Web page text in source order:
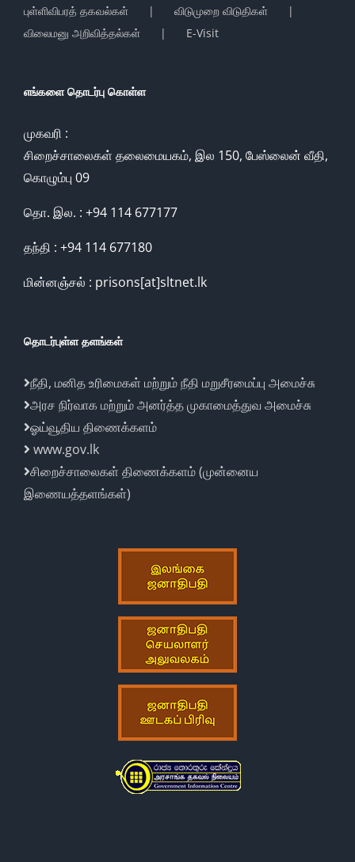
புள்ளிவிபரத் தகவல்கள்
விடுமுறை விடுதிகள்
விலைமனு அறிவித்தல்கள்
E-Visit
எங்களை தொடர்பு கொள்ள
முகவரி :
சிறைச்சாலைகள் தலைமையகம், இல 150, பேஸ்லைன் வீதி,
கொழும்பு 09
தொ. இல. : +94 114 677177
தந்தி : +94 114 677180
மின்னஞ்சல் : prisons[at]sltnet.lk
தொடர்புள்ள தளங்கள்
நீதி, மனித உரிமைகள் மற்றும் நீதி மறுசீரமைப்பு அமைச்சு
அரச நிர்வாக மற்றும் அனர்த்த முகாமைத்துவ அமைச்சு
ஓய்வூதிய திணைக்களம்
www.gov.lk
சிறைச்சாலைகள் திணைக்களம் (முன்னைய
இணையத்தளங்கள்)